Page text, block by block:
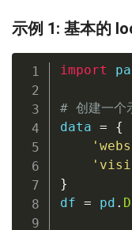
示例 1: 基本的
import
# 创建一个
data =
{
}
df = pd .